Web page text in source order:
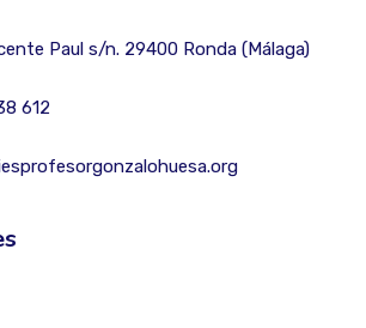
Paul s/n. 29400 Ronda (Málaga)
612